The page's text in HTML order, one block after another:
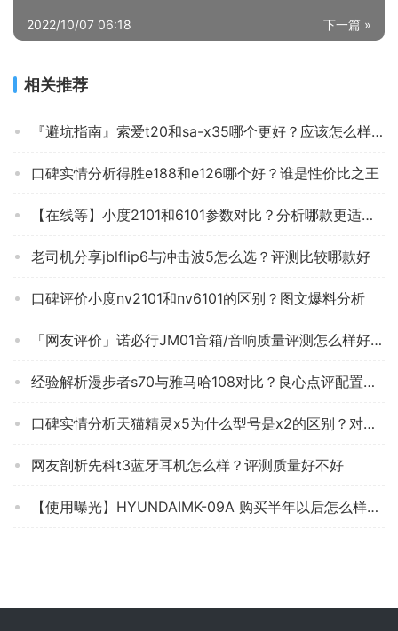
下一篇 »
2022/10/07 06:18
相关推荐
『避坑指南』索爱t20和sa-x35哪个更好？应该怎么样选择
口碑实情分析得胜e188和e126哪个好？谁是性价比之王
【在线等】小度2101和6101参数对比？分析哪款更适合你
老司机分享jblflip6与冲击波5怎么选？评测比较哪款好
口碑评价小度nv2101和nv6101的区别？图文爆料分析
「网友评价」诺必行JM01音箱/音响质量评测怎么样好不好用？
经验解析漫步者s70与雅马哈108对比？良心点评配置区别
口碑实情分析天猫精灵x5为什么型号是x2的区别？对比哪款性价比更高
网友剖析先科t3蓝牙耳机怎么样？评测质量好不好
【使用曝光】HYUNDAIMK-09A 购买半年以后怎么样了？音箱/音响 真实测评质量优劣！